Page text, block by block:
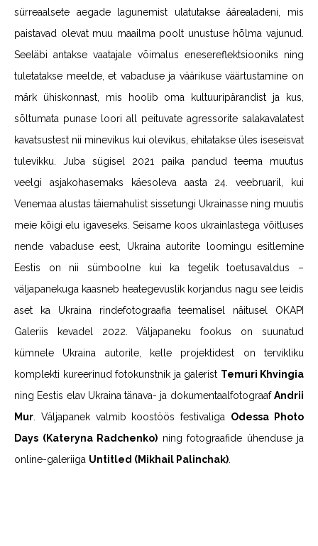
sürreaalsete aegade lagunemist ulatutakse äärealadeni, mis
paistavad olevat muu maailma poolt unustuse hõlma vajunud.
Seeläbi antakse vaatajale võimalus enesereflektsiooniks ning
tuletatakse meelde, et vabaduse ja väärikuse väärtustamine on
märk ühiskonnast, mis hoolib oma kultuuripärandist ja kus,
sõltumata punase loori all peituvate agressorite salakavalatest
kavatsustest nii minevikus kui olevikus, ehitatakse üles iseseisvat
tulevikku. Juba sügisel 2021 paika pandud teema muutus
veelgi asjakohasemaks käesoleva aasta 24. veebruaril, kui
Venemaa alustas täiemahulist sissetungi Ukrainasse ning muutis
meie kõigi elu igaveseks. Seisame koos ukrainlastega võitluses
nende vabaduse eest, Ukraina autorite loomingu esitlemine
Eestis on nii sümboolne kui ka tegelik toetusavaldus –
väljapanekuga kaasneb heategevuslik korjandus nagu see leidis
aset ka Ukraina rindefotograafia teemalisel näitusel OKAPI
Galeriis kevadel 2022. Väljapaneku fookus on suunatud
kümnele Ukraina autorile, kelle projektidest on tervikliku
komplekti kureerinud fotokunstnik ja galerist Temuri Khvingia
ning Eestis elav Ukraina tänava- ja dokumentaalfotograafAndrii
Mur. Väljapanek valmib koostöös festivaliga Odessa Photo
Days (Kateryna Radchenko) ning fotograafide ühenduse ja
online-galeriiga Untitled (Mikhail Palinchak).